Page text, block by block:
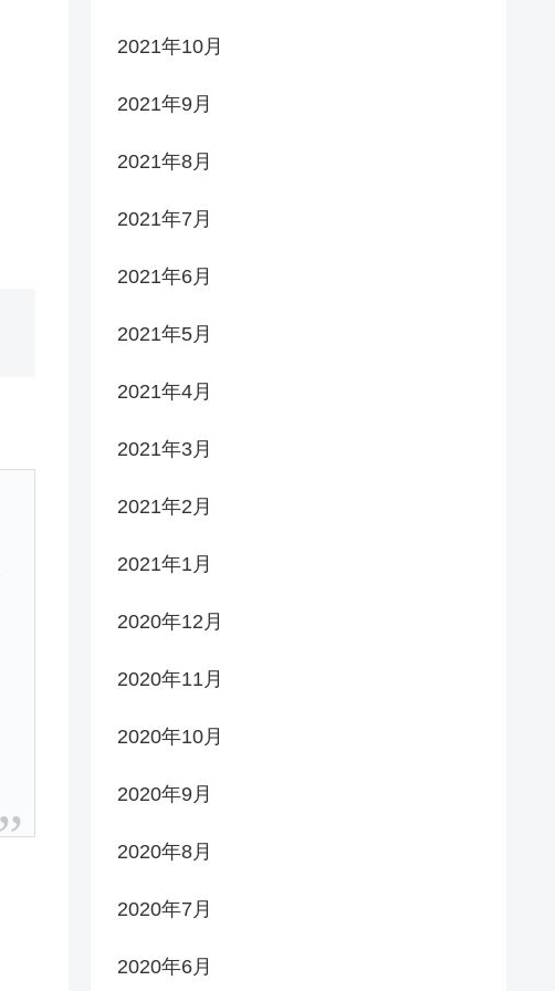
2021年10月
2021年9月
2021年8月
2021年7月
2021年6月
2021年5月
2021年4月
2021年3月
2021年2月
2021年1月
2020年12月
2020年11月
2020年10月
2020年9月
2020年8月
2020年7月
2020年6月